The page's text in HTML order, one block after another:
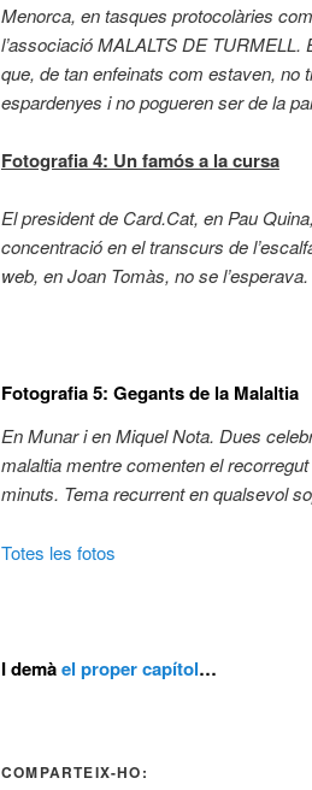
Menorca, en tasques protocolàries
l’associació MALALTS DE
que, de tan enfeinats com estaven, no
espardenyes i no pogueren ser de la
Fotografia 4: Un famós a la cursa
El president de Card.Cat, en Pau
concentració en el transcurs de
web, en Joan Tomàs, no se l’esperava.
Fotografia 5: Gegants de la Malaltia
En Munar i en Miquel Nota. Dues
malaltia mentre comenten el
minuts. Tema recurrent en qualsevol
Totes les fotos
I demàel proper capítol…
COMPARTEIX-HO: